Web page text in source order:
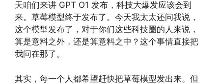
天咱们来讲 GPT O1 发布，科技大爆发应该会到
来。草莓模型终于发布了。今天我太太还问我说，
这个模型发布了，对于你们这些科技圈的人来说，
算是意料之外，还是算意料之中？这个事情直接把
我问在那了。
其实，每一个人都希望赶快把草莓模型发出来。但